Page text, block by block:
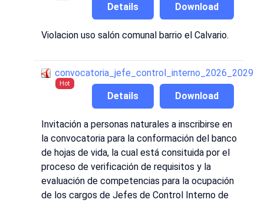
Download
Details
Violacion uso salón comunal barrio el Calvario.
convocatoria_jefe_control_interno_2026_2029
Hot
Download
Details
Invitación a personas naturales a inscribirse en
la convocatoria para la conformación del banco
de hojas de vida, la cual está consituida por el
proceso de verificación de requisitos y la
evaluación de competencias para la ocupación
de los cargos de Jefes de Control Interno de